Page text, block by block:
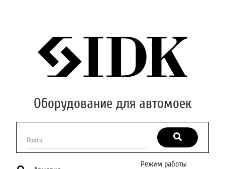
Оборудование для автомоек
Поиск
Режим работы